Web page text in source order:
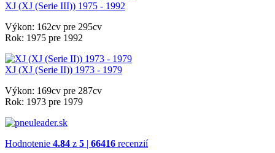
XJ (XJ (Serie III)) 1975 - 1992
Výkon: 162cv pre 295cv
Rok: 1975 pre 1992
XJ (XJ (Serie II)) 1973 - 1979
Výkon: 169cv pre 287cv
Rok: 1973 pre 1979
Hodnotenie 4.84 z 5 | 66416 recenzií